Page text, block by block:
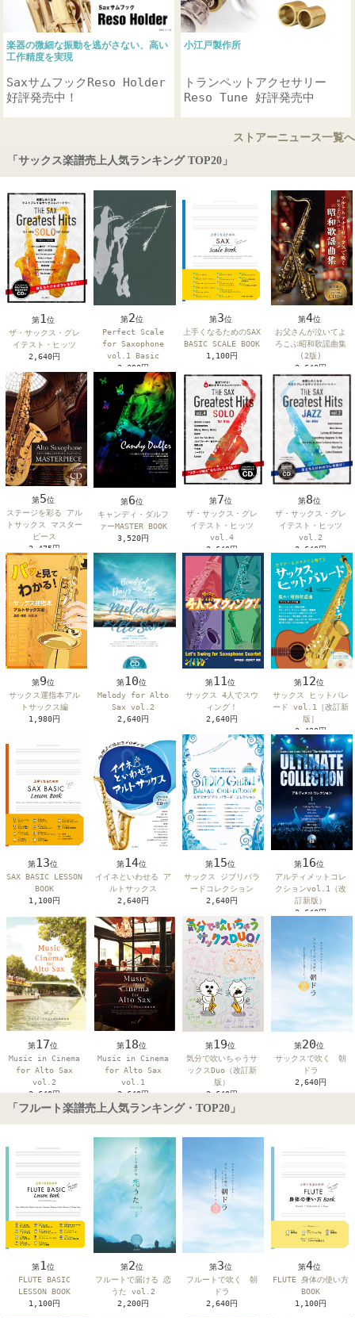
楽器の微細な振動を逃がさない、高い
工作精度を実現
SaxサムフックReso Holder
好評発売中！
小江戸製作所
トランペットアクセサリー
Reso Tune 好評発売中
ストアーニュース一覧へ
「サックス楽譜売上人気ランキング TOP20」
第1 位
ザ・サックス・グレ
イテスト・ヒッツ
2,640円
第2位
Perfect Scale
for Saxophone
vol.1 Basic
3,300円
第3位
上手くなるためのSAX
BASIC SCALE BOOK
1,100円
第4位
お父さんが泣いてよ
ろこぶ昭和歌謡曲集
(2版)
2,640円
第5位
ステージを彩る アル
トサックス マスター
ピース
2,475円
第6位
キャンディ・ダルフ
ァーMASTER BOOK
3,520円
第7位
ザ・サックス・グレ
イテスト・ヒッツ
vol.4
2,640円
第8位
ザ・サックス・グレ
イテスト・ヒッツ
vol.2
2,640円
第9位
サックス運指本アル
トサックス編
1,980円
第10位
Melody for Alto
Sax vol.2
2,640円
第11位
サックス 4人でスウ
ィング！
2,640円
第12位
サックス ヒットパレ
ード vol.1［改訂新
版］
2,420円
第13位
SAX BASIC LESSON
BOOK
1,100円
第14位
イイネといわせる ア
ルトサックス
2,640円
第15位
サックス ジブリバラ
ードコレクション
2,640円
第16位
アルティメットコレ
クションvol.1（改
訂新版）
2,640円
第17位
Music in Cinema
for Alto Sax
vol.2
2,640円
第18位
Music in Cinema
for Alto Sax
vol.1
2,640円
第19位
気分で吹いちゃうサ
ックスDuo（改訂新
版）
2,640円
第20位
サックスで吹く 朝
ドラ
2,640円
「フルート楽譜売上人気ランキング・TOP20」
第1位
FLUTE BASIC
LESSON BOOK
1,100円
第2位
フルートで届ける 恋
うた vol.2
2,200円
第3位
フルートで吹く 朝
ドラ
2,640円
第4位
FLUTE 身体の使い方
BOOK
1,100円